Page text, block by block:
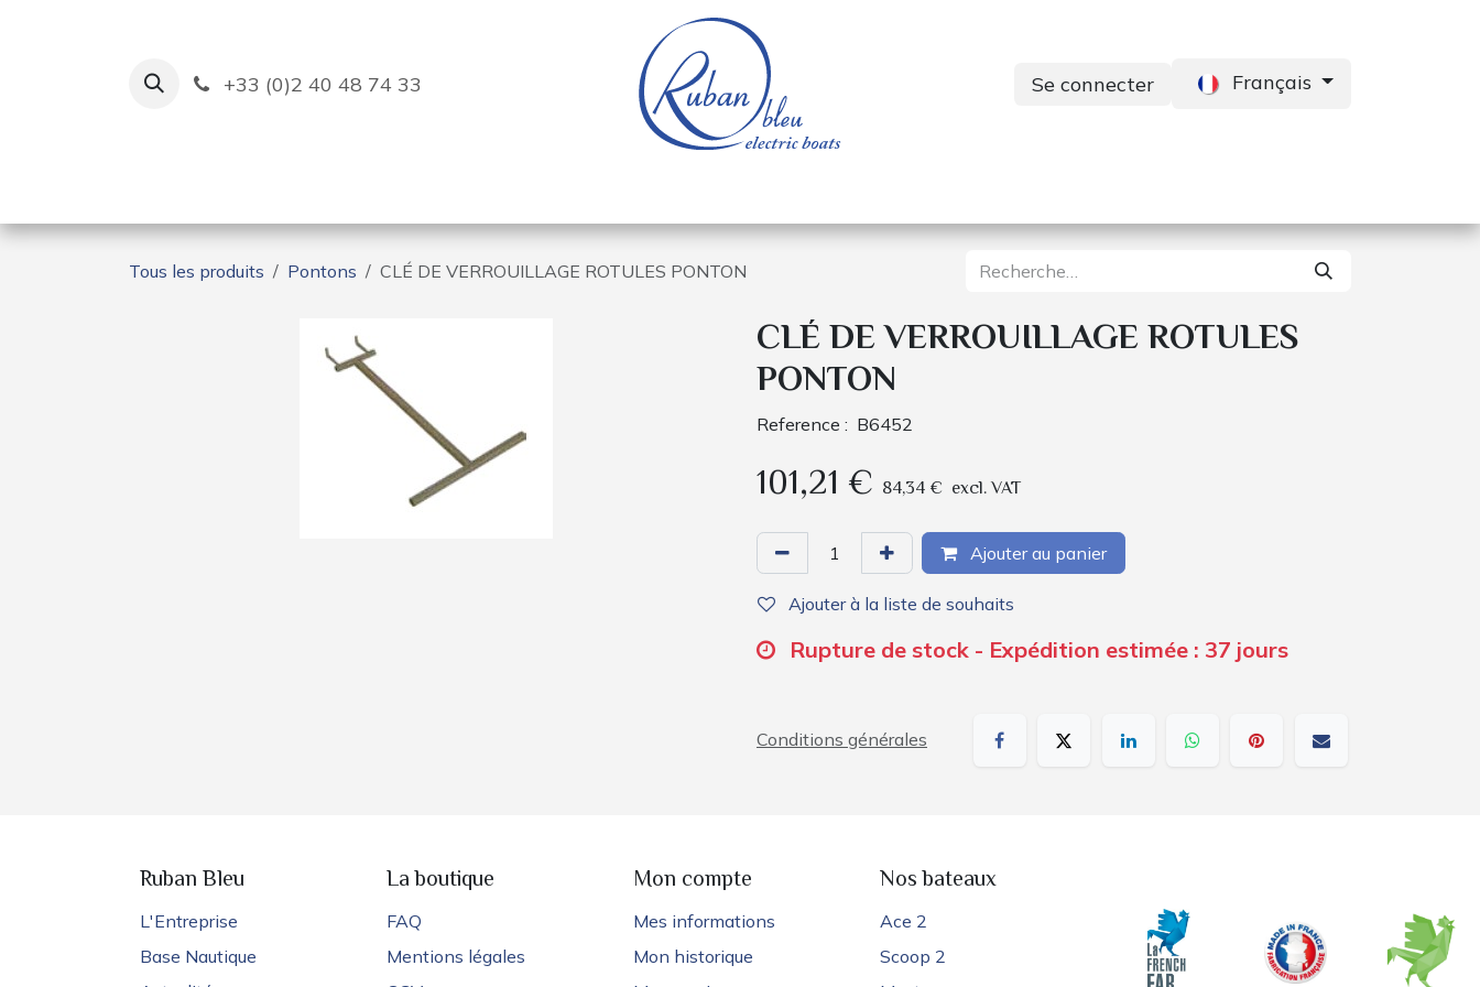
+33 (0)2 40 48 74 33 Se connecter Français
Tous les produits Pontons CLÉ DE VERROUILLAGE ROTULES PONTON
CLÉ DE VERROUILLAGE ROTULES
PONTON
Reference : B6452
101,21 € 84,34 € excl. VAT
Ajouter au panier
Ajouter à la liste de souhaits
Rupture de stock - Expédition estimée : 37 jours
Conditions générales
Ruban Bleu
L'Entreprise
Base Nautique
La boutique
FAQ
Mentions légales
Mon compte
Mes informations
Mon historique
Nos bateaux
Ace 2
Scoop 2